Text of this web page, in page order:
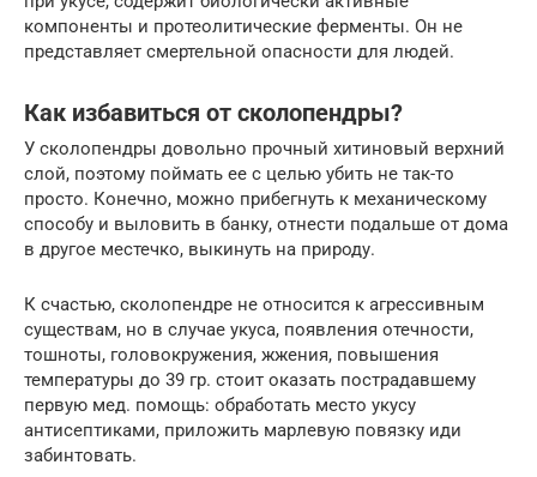
компоненты и протеолитические ферменты. Он не
представляет смертельной опасности для людей.
Как избавиться от сколопендры?
У сколопендры довольно прочный хитиновый верхний
слой, поэтому поймать ее с целью убить не так-то
просто. Конечно, можно прибегнуть к механическому
способу и выловить в банку, отнести подальше от дома
в другое местечко, выкинуть на природу.
К счастью, сколопендре не относится к агрессивным
существам, но в случае укуса, появления отечности,
тошноты, головокружения, жжения, повышения
температуры до 39 гр. стоит оказать пострадавшему
первую мед. помощь: обработать место укусу
антисептиками, приложить марлевую повязку иди
забинтовать.